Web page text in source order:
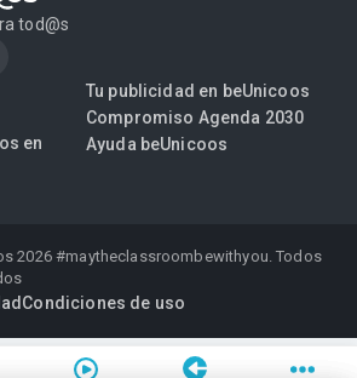
tod@s
en
Tu publicidad en beUnicoos
Compromiso Agenda 2030
Ayuda beUnicoos
2026#maytheclassroombewithyou. Todos
Condiciones de uso